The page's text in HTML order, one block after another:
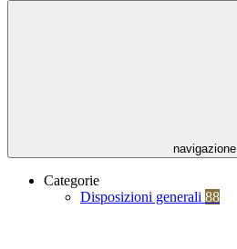
navigazione
Categorie
Disposizioni generali 88